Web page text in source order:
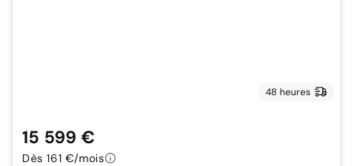
48 heures
15 599 €
Dès 161 €/mois